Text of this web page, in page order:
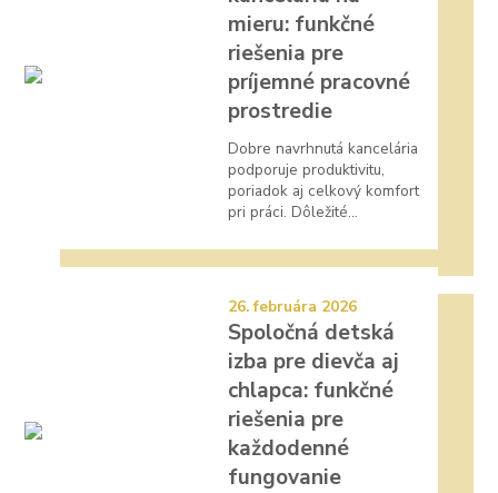
mieru: funkčné
riešenia pre
príjemné pracovné
prostredie
Dobre navrhnutá kancelária
podporuje produktivitu,
poriadok aj celkový komfort
pri práci. Dôležité...
26. februára 2026
Spoločná detská
izba pre dievča aj
chlapca: funkčné
riešenia pre
každodenné
fungovanie